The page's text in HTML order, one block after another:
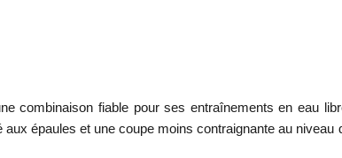
combinaison fiable pour ses entraînements en eau
épaules et une coupe moins contraignante au